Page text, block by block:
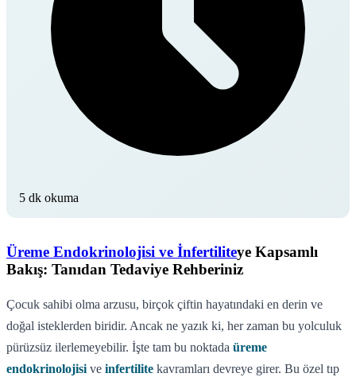
5 dk okuma
Üreme Endokrinolojisi ve İnfertiliteye Kapsamlı
Bakış: Tanıdan Tedaviye Rehberiniz
Çocuk sahibi olma arzusu, birçok çiftin hayatındaki en derin ve
doğal isteklerden biridir. Ancak ne yazık ki, her zaman bu yolculuk
pürüzsüz ilerlemeyebilir. İşte tam bu noktada üreme
endokrinolojisi ve infertilite kavramları devreye girer. Bu özel tıp